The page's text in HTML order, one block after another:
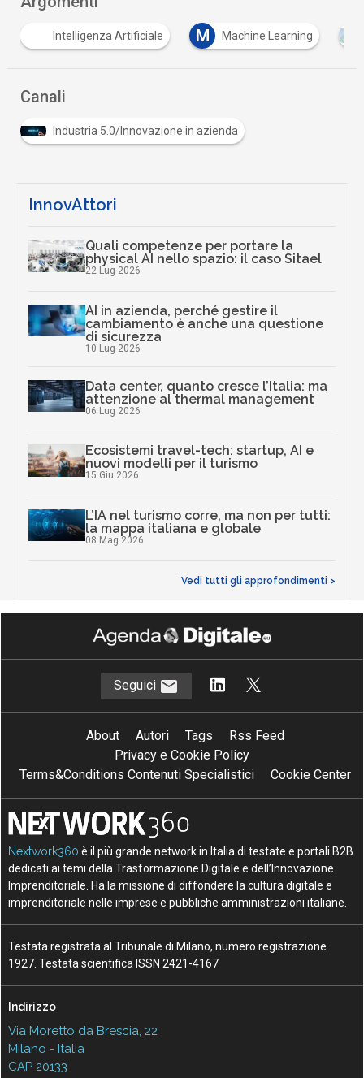
Intelligenza Artificiale M Machine Learning
Canali
Industria 5.0/Innovazione in azienda
InnovAttori
Quali competenze per portare la
physical AI nello spazio: il caso Sitael
22 Lug 2026
AI in azienda, perché gestire il
cambiamento è anche una questione
di sicurezza
10 Lug 2026
Data center, quanto cresce l’Italia: ma
attenzione al thermal management
06 Lug 2026
Ecosistemi travel-tech: startup, AI e
nuovi modelli per il turismo
15 Giu 2026
L’IA nel turismo corre, ma non per tutti:
la mappa italiana e globale
08 Mag 2026
Vedi tutti gli approfondimenti >
Seguici
About Autori Tags
Rss Feed
Privacy e Cookie Policy
Terms&Conditions Contenuti Specialistici
Cookie Center
Nextwork360 è il più grande network in Italia di testate e portali B2B
dedicati ai temi della Trasformazione Digitale e dell’Innovazione
Imprenditoriale. Ha la missione di diffondere la cultura digitale e
imprenditoriale nelle imprese e pubbliche amministrazioni italiane.
Testata registrata al Tribunale di Milano, numero registrazione
1927. Testata scientifica ISSN 2421-4167
Indirizzo
Via Moretto da Brescia, 22
Milano - Italia
CAP 20133